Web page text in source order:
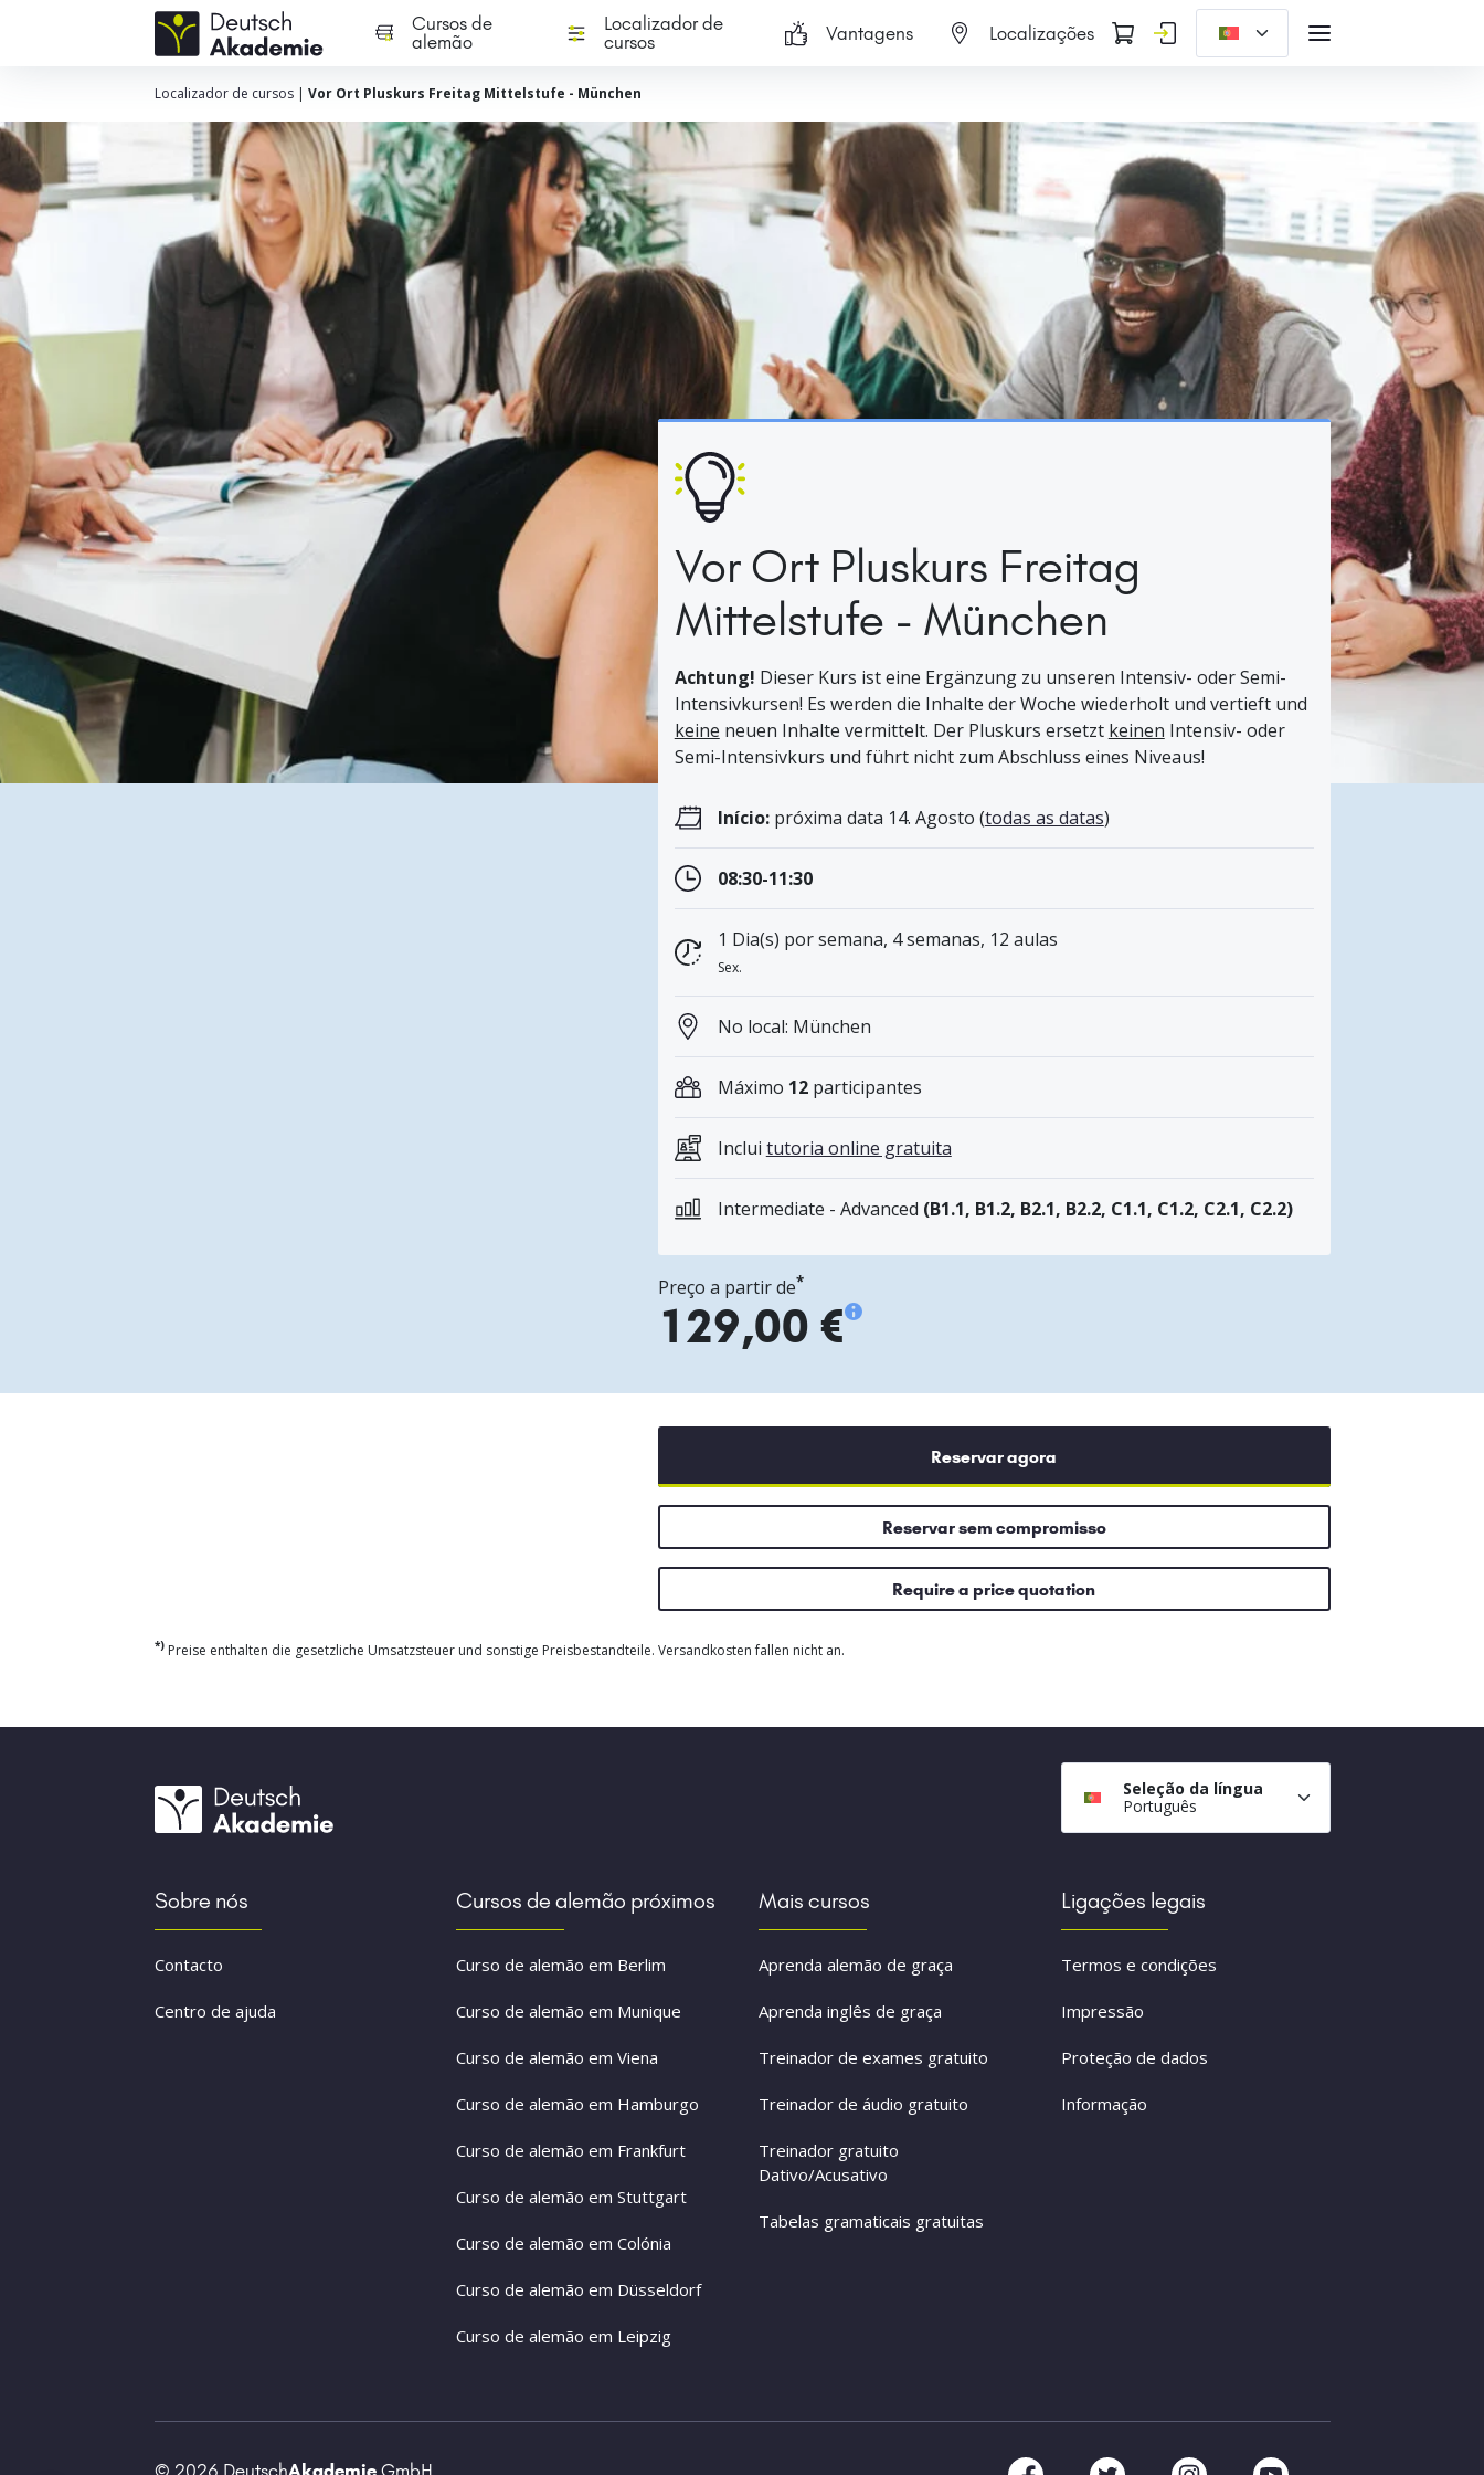
Cursos de
alemão
Localizador de
cursos
Vantagens Localizações
Localizador de cursos| Vor Ort Pluskurs Freitag Mittelstufe - München
Vor Ort Pluskurs Freitag
Mittelstufe - München
Achtung! Dieser Kurs ist eine Ergänzung zu unseren Intensiv- oder Semi-
Intensivkursen! Es werden die Inhalte der Woche wiederholt und vertieft und
keine neuen Inhalte vermittelt. Der Pluskurs ersetzt keinen Intensiv- oder
Semi-Intensivkurs und führt nicht zum Abschluss eines Niveaus!
Início:próxima data 14. Agosto (todas as datas)
08:30-11:30
1 Dia(s) por semana, 4 semanas, 12 aulas
Sex.
No local: München
Máximo 12participantes
Inclui tutoria online gratuita
Intermediate - Advanced (B1.1, B1.2, B2.1, B2.2, C1.1, C1.2, C2.1, C2.2)
Preço a partir de*
129,00 €
Reservar agora
Reservar sem compromisso
Require a price quotation
*)Preise enthalten die gesetzliche Umsatzsteuer und sonstige Preisbestandteile. Versandkosten fallen nicht an.
Seleção da língua
Português
Sobre nós
Contacto
Centro de ajuda
Cursos de alemão próximos
Curso de alemão em Berlim
Curso de alemão em Munique
Curso de alemão em Viena
Curso de alemão em Hamburgo
Curso de alemão em Frankfurt
Curso de alemão em Stuttgart
Curso de alemão em Colónia
Curso de alemão em Düsseldorf
Curso de alemão em Leipzig
Mais cursos
Aprenda alemão de graça
Aprenda inglês de graça
Treinador de exames gratuito
Treinador de áudio gratuito
Treinador gratuito
Dativo/Acusativo
Tabelas gramaticais gratuitas
Ligações legais
Termos e condições
Impressão
Proteção de dados
Informação